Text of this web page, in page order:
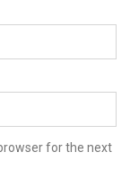
for the next